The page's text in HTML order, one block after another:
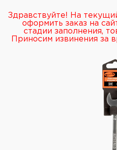
Здравствуйте! На
оформить заказ на
стадии заполнения,
Приносим извинения за